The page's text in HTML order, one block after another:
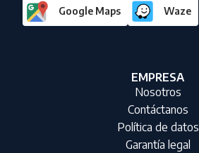
Google Maps Waze
EMPRESA
Nosotros
Contáctanos
Política de datos
Garantía legal